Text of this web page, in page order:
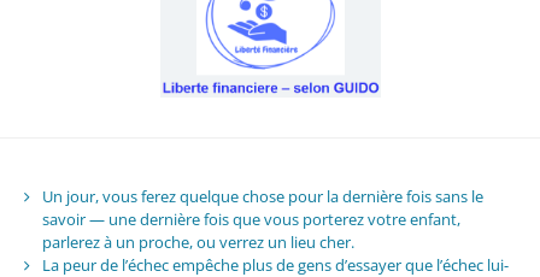
Un jour, vous ferez quelque chose pour la dernière fois sans le
savoir — une dernière fois que vous porterez votre enfant,
parlerez à un proche, ou verrez un lieu cher.
La peur de l’échec empêche plus de gens d’essayer que l’échec lui-